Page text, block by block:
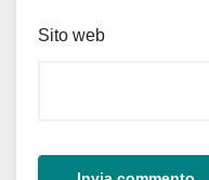
Sito web